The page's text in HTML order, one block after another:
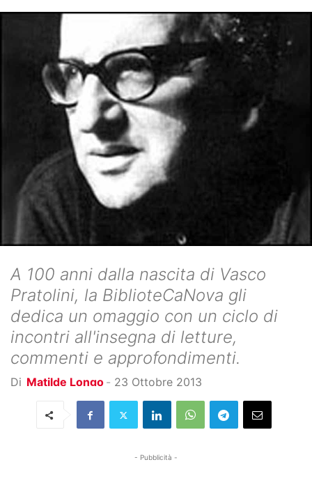
A 100 anni dalla nascita di Vasco
Pratolini, la BiblioteCaNova gli
dedica un omaggio con un ciclo di
incontri all'insegna di letture,
commenti e approfondimenti.
Di Matilde Longo - 23 Ottobre 2013
- Pubblicità -